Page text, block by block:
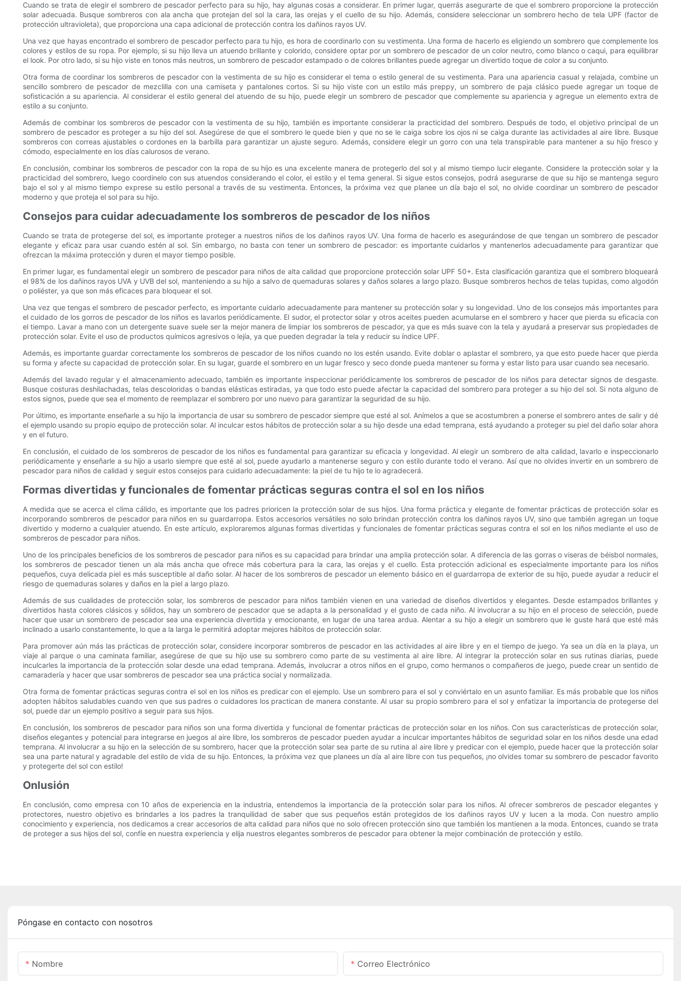
Cuando se trata de elegir el sombrero de pescador perfecto para su hijo, hay algunas cosas a considerar. En primer lugar, querrás asegurarte de que el sombrero proporcione la protección
solar adecuada. Busque sombreros con ala ancha que protejan del sol la cara, las orejas y el cuello de su hijo. Además, considere seleccionar un sombrero hecho de tela UPF (factor de
protección ultravioleta), que proporciona una capa adicional de protección contra los dañinos rayos UV.
Una vez que hayas encontrado el sombrero de pescador perfecto para tu hijo, es hora de coordinarlo con su vestimenta. Una forma de hacerlo es eligiendo un sombrero que complemente los
colores y estilos de su ropa. Por ejemplo, si su hijo lleva un atuendo brillante y colorido, considere optar por un sombrero de pescador de un color neutro, como blanco o caqui, para equilibrar
el look. Por otro lado, si su hijo viste en tonos más neutros, un sombrero de pescador estampado o de colores brillantes puede agregar un divertido toque de color a su conjunto.
Otra forma de coordinar los sombreros de pescador con la vestimenta de su hijo es considerar el tema o estilo general de su vestimenta. Para una apariencia casual y relajada, combine un
sencillo sombrero de pescador de mezclilla con una camiseta y pantalones cortos. Si su hijo viste con un estilo más preppy, un sombrero de paja clásico puede agregar un toque de
sofisticación a su apariencia. Al considerar el estilo general del atuendo de su hijo, puede elegir un sombrero de pescador que complemente su apariencia y agregue un elemento extra de
estilo a su conjunto.
Además de combinar los sombreros de pescador con la vestimenta de su hijo, también es importante considerar la practicidad del sombrero. Después de todo, el objetivo principal de un
sombrero de pescador es proteger a su hijo del sol. Asegúrese de que el sombrero le quede bien y que no se le caiga sobre los ojos ni se caiga durante las actividades al aire libre. Busque
sombreros con correas ajustables o cordones en la barbilla para garantizar un ajuste seguro. Además, considere elegir un gorro con una tela transpirable para mantener a su hijo fresco y
cómodo, especialmente en los días calurosos de verano.
En conclusión, combinar los sombreros de pescador con la ropa de su hijo es una excelente manera de protegerlo del sol y al mismo tiempo lucir elegante. Considere la protección solar y la
practicidad del sombrero, luego coordinelo con sus atuendos considerando el color, el estilo y el tema general. Si sigue estos consejos, podrá asegurarse de que su hijo se mantenga seguro
bajo el sol y al mismo tiempo exprese su estilo personal a través de su vestimenta. Entonces, la próxima vez que planee un día bajo el sol, no olvide coordinar un sombrero de pescador
moderno y que proteja el sol para su hijo.
Consejos para cuidar adecuadamente los sombreros de pescador de los niños
Cuando se trata de protegerse del sol, es importante proteger a nuestros niños de los dañinos rayos UV. Una forma de hacerlo es asegurándose de que tengan un sombrero de pescador
elegante y eficaz para usar cuando estén al sol. Sin embargo, no basta con tener un sombrero de pescador: es importante cuidarlos y mantenerlos adecuadamente para garantizar que
ofrezcan la máxima protección y duren el mayor tiempo posible.
En primer lugar, es fundamental elegir un sombrero de pescador para niños de alta calidad que proporcione protección solar UPF 50+. Esta clasificación garantiza que el sombrero bloqueará
el 98% de los dañinos rayos UVA y UVB del sol, manteniendo a su hijo a salvo de quemaduras solares y daños solares a largo plazo. Busque sombreros hechos de telas tupidas, como algodón
o poliéster, ya que son más eficaces para bloquear el sol.
Una vez que tengas el sombrero de pescador perfecto, es importante cuidarlo adecuadamente para mantener su protección solar y su longevidad. Uno de los consejos más importantes para
el cuidado de los gorros de pescador de los niños es lavarlos periódicamente. El sudor, el protector solar y otros aceites pueden acumularse en el sombrero y hacer que pierda su eficacia con
el tiempo. Lavar a mano con un detergente suave suele ser la mejor manera de limpiar los sombreros de pescador, ya que es más suave con la tela y ayudará a preservar sus propiedades de
protección solar. Evite el uso de productos químicos agresivos o lejía, ya que pueden degradar la tela y reducir su índice UPF.
Además, es importante guardar correctamente los sombreros de pescador de los niños cuando no los estén usando. Evite doblar o aplastar el sombrero, ya que esto puede hacer que pierda
su forma y afecte su capacidad de protección solar. En su lugar, guarde el sombrero en un lugar fresco y seco donde pueda mantener su forma y estar listo para usar cuando sea necesario.
Además del lavado regular y el almacenamiento adecuado, también es importante inspeccionar periódicamente los sombreros de pescador de los niños para detectar signos de desgaste.
Busque costuras deshilachadas, telas descoloridas o bandas elásticas estiradas, ya que todo esto puede afectar la capacidad del sombrero para proteger a su hijo del sol. Si nota alguno de
estos signos, puede que sea el momento de reemplazar el sombrero por uno nuevo para garantizar la seguridad de su hijo.
Por último, es importante enseñarle a su hijo la importancia de usar su sombrero de pescador siempre que esté al sol. Anímelos a que se acostumbren a ponerse el sombrero antes de salir y dé
el ejemplo usando su propio equipo de protección solar. Al inculcar estos hábitos de protección solar a su hijo desde una edad temprana, está ayudando a proteger su piel del daño solar ahora
y en el futuro.
En conclusión, el cuidado de los sombreros de pescador de los niños es fundamental para garantizar su eficacia y longevidad. Al elegir un sombrero de alta calidad, lavarlo e inspeccionarlo
periódicamente y enseñarle a su hijo a usarlo siempre que esté al sol, puede ayudarlo a mantenerse seguro y con estilo durante todo el verano. Así que no olvides invertir en un sombrero de
pescador para niños de calidad y seguir estos consejos para cuidarlo adecuadamente: la piel de tu hijo te lo agradecerá.
Formas divertidas y funcionales de fomentar prácticas seguras contra el sol en los niños
A medida que se acerca el clima cálido, es importante que los padres prioricen la protección solar de sus hijos. Una forma práctica y elegante de fomentar prácticas de protección solar es
incorporando sombreros de pescador para niños en su guardarropa. Estos accesorios versátiles no solo brindan protección contra los dañinos rayos UV, sino que también agregan un toque
divertido y moderno a cualquier atuendo. En este artículo, exploraremos algunas formas divertidas y funcionales de fomentar prácticas seguras contra el sol en los niños mediante el uso de
sombreros de pescador para niños.
Uno de los principales beneficios de los sombreros de pescador para niños es su capacidad para brindar una amplia protección solar. A diferencia de las gorras o viseras de béisbol normales,
los sombreros de pescador tienen un ala más ancha que ofrece más cobertura para la cara, las orejas y el cuello. Esta protección adicional es especialmente importante para los niños
pequeños, cuya delicada piel es más susceptible al daño solar. Al hacer de los sombreros de pescador un elemento básico en el guardarropa de exterior de su hijo, puede ayudar a reducir el
riesgo de quemaduras solares y daños en la piel a largo plazo.
Además de sus cualidades de protección solar, los sombreros de pescador para niños también vienen en una variedad de diseños divertidos y elegantes. Desde estampados brillantes y
divertidos hasta colores clásicos y sólidos, hay un sombrero de pescador que se adapta a la personalidad y el gusto de cada niño. Al involucrar a su hijo en el proceso de selección, puede
hacer que usar un sombrero de pescador sea una experiencia divertida y emocionante, en lugar de una tarea ardua. Alentar a su hijo a elegir un sombrero que le guste hará que esté más
inclinado a usarlo constantemente, lo que a la larga le permitirá adoptar mejores hábitos de protección solar.
Para promover aún más las prácticas de protección solar, considere incorporar sombreros de pescador en las actividades al aire libre y en el tiempo de juego. Ya sea un día en la playa, un
viaje al parque o una caminata familiar, asegúrese de que su hijo use su sombrero como parte de su vestimenta al aire libre. Al integrar la protección solar en sus rutinas diarias, puede
inculcarles la importancia de la protección solar desde una edad temprana. Además, involucrar a otros niños en el grupo, como hermanos o compañeros de juego, puede crear un sentido de
camaradería y hacer que usar sombreros de pescador sea una práctica social y normalizada.
Otra forma de fomentar prácticas seguras contra el sol en los niños es predicar con el ejemplo. Use un sombrero para el sol y conviértalo en un asunto familiar. Es más probable que los niños
adopten hábitos saludables cuando ven que sus padres o cuidadores los practican de manera constante. Al usar su propio sombrero para el sol y enfatizar la importancia de protegerse del
sol, puede dar un ejemplo positivo a seguir para sus hijos.
En conclusión, los sombreros de pescador para niños son una forma divertida y funcional de fomentar prácticas de protección solar en los niños. Con sus características de protección solar,
diseños elegantes y potencial para integrarse en juegos al aire libre, los sombreros de pescador pueden ayudar a inculcar importantes hábitos de seguridad solar en los niños desde una edad
temprana. Al involucrar a su hijo en la selección de su sombrero, hacer que la protección solar sea parte de su rutina al aire libre y predicar con el ejemplo, puede hacer que la protección solar
sea una parte natural y agradable del estilo de vida de su hijo. Entonces, la próxima vez que planees un día al aire libre con tus pequeños, ¡no olvides tomar su sombrero de pescador favorito
y protegerte del sol con estilo!
Onlusión
En conclusión, como empresa con 10 años de experiencia en la industria, entendemos la importancia de la protección solar para los niños. Al ofrecer sombreros de pescador elegantes y
protectores, nuestro objetivo es brindarles a los padres la tranquilidad de saber que sus pequeños están protegidos de los dañinos rayos UV y lucen a la moda. Con nuestro amplio
conocimiento y experiencia, nos dedicamos a crear accesorios de alta calidad para niños que no solo ofrecen protección sino que también los mantienen a la moda. Entonces, cuando se trata
de proteger a sus hijos del sol, confíe en nuestra experiencia y elija nuestros elegantes sombreros de pescador para obtener la mejor combinación de protección y estilo.
Póngase en contacto con nosotros
Nombre Correo Electrónico